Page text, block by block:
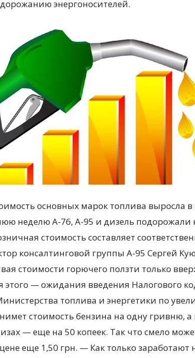
энергоносителей.
основных марок топлива выросла
неделю А-76, А-95 и дизель подорожали
стоимость составляет
консалтинговой группы А-95 Сергей
стоимости горючего ползти только
— ожидания введения Налогового
топлива и энергетики по
стоимость бензина на одну гривню, а
— еще на 50 копеек. Так что смело
еще 1,50 грн. — Как только заработают